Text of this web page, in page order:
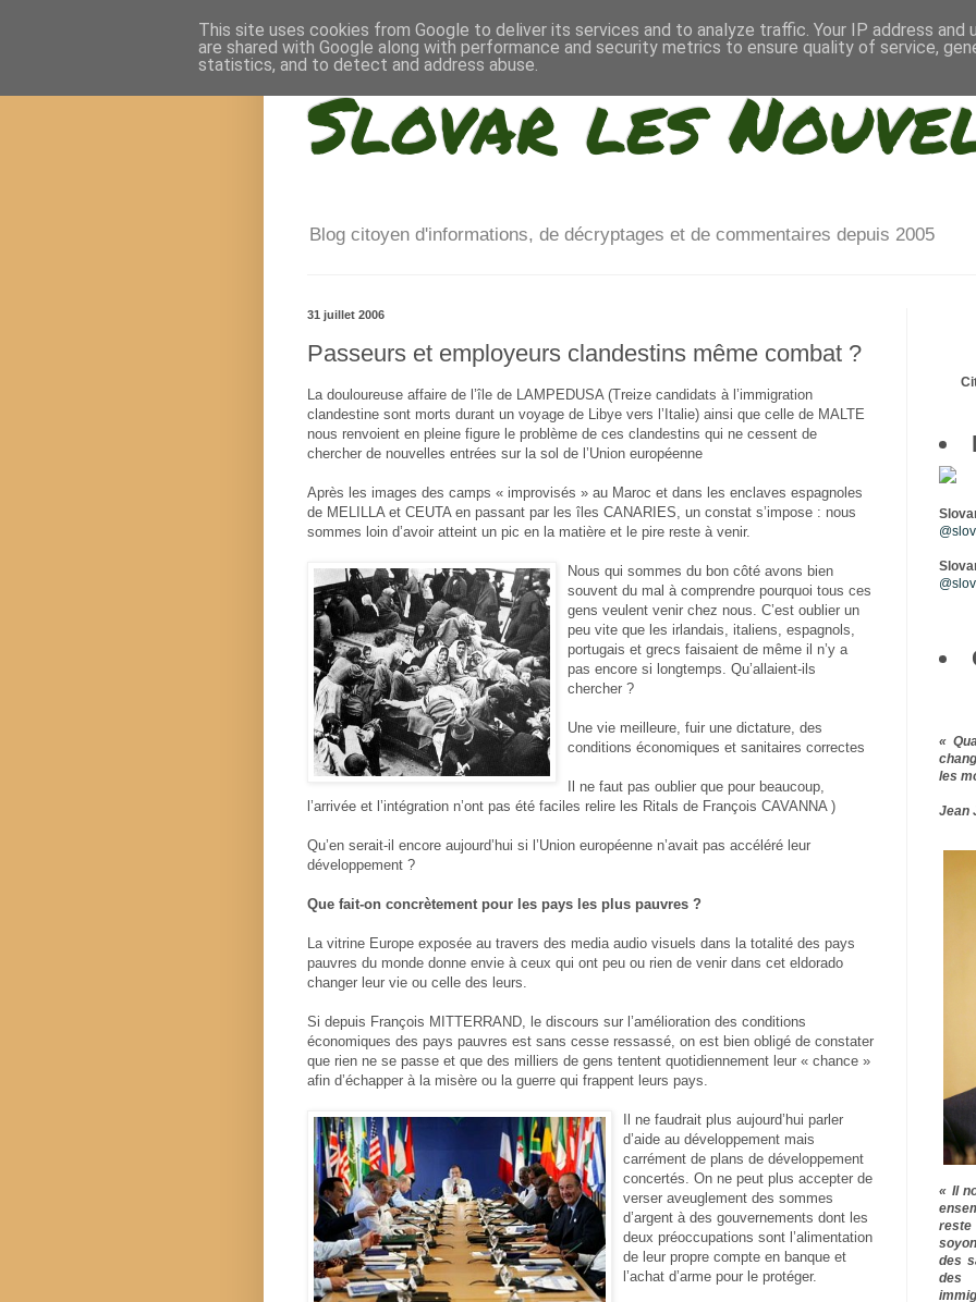
Slovar les
Blog citoyen d'informations, de décryptages et de commentaires depuis 2005
31 juillet 2006
Passeurs et employeurs clandestins même combat ?
La douloureuse affaire de l’île de LAMPEDUSA (Treize candidats à l’immigration
clandestine sont morts durant un voyage de Libye vers l’Italie) ainsi que celle de MALTE
nous renvoient en pleine figure le problème de ces clandestins qui ne cessent de
chercher de nouvelles entrées sur la sol de l’Union européenne
Après les images des camps « improvisés » au Maroc et dans les enclaves espagnoles
de MELILLA et CEUTA en passant par les îles CANARIES, un constat s’impose : nous
sommes loin d’avoir atteint un pic en la matière et le pire reste à venir.
Nous qui sommes du bon côté avons bien
souvent du mal à comprendre pourquoi tous ces
gens veulent venir chez nous. C’est oublier un
peu vite que les irlandais, italiens, espagnols,
portugais et grecs faisaient de même il n’y a
pas encore si longtemps. Qu’allaient-ils
chercher ?
Une vie meilleure, fuir une dictature, des
conditions économiques et sanitaires correctes
Il ne faut pas oublier que pour beaucoup,
l’arrivée et l’intégration n’ont pas été faciles relire les Ritals de François CAVANNA )
Qu’en serait-il encore aujourd’hui si l’Union européenne n’avait pas accéléré leur
développement ?
Que fait-on concrètement pour les pays les plus pauvres ?
La vitrine Europe exposée au travers des media audio visuels dans la totalité des pays
pauvres du monde donne envie à ceux qui ont peu ou rien de venir dans cet eldorado
changer leur vie ou celle des leurs.
Si depuis François MITTERRAND, le discours sur l’amélioration des conditions
économiques des pays pauvres est sans cesse ressassé, on est bien obligé de constater
que rien ne se passe et que des milliers de gens tentent quotidiennement leur « chance »
afin d’échapper à la misère ou la guerre qui frappent leurs pays.
Il ne faudrait plus aujourd’hui parler
d’aide au développement mais
carrément de plans de développement
concertés. On ne peut plus accepter de
verser aveuglement des sommes
d’argent à des gouvernements dont les
deux préoccupations sont l’alimentation
de leur propre compte en banque et
l’achat d’arme pour le protéger.
«
les
Jean
« Il
des
des
This site uses cookies from Google to deliver its services and to analyze traffic. Your IP address and
are shared with Google along with performance and security metrics to ensure quality of service,
statistics, and to detect and address abuse.